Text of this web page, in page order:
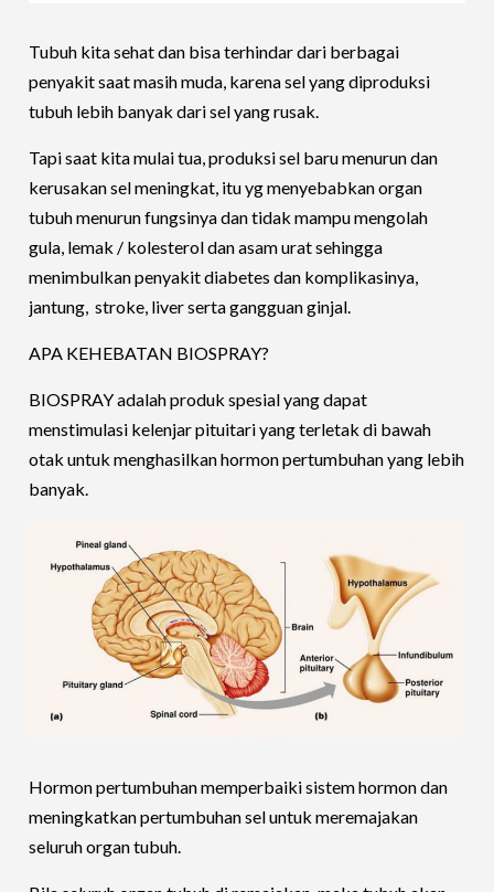
Tubuh kita sehat dan bisa terhindar dari berbagai
penyakit saat masih muda, karena sel yang diproduksi
tubuh lebih banyak dari sel yang rusak.
Tapi saat kita mulai tua, produksi sel baru menurun dan
kerusakan sel meningkat, itu yg menyebabkan organ
tubuh menurun fungsinya dan tidak mampu mengolah
gula, lemak / kolesterol dan asam urat sehingga
menimbulkan penyakit diabetes dan komplikasinya,
jantung, stroke, liver serta gangguan ginjal.
APA KEHEBATAN BIOSPRAY?
BIOSPRAY adalah produk spesial yang dapat
menstimulasi kelenjar pituitari yang terletak di bawah
otak untuk menghasilkan hormon pertumbuhan yang lebih
banyak.
Hormon pertumbuhan memperbaiki sistem hormon dan
meningkatkan pertumbuhan sel untuk meremajakan
seluruh organ tubuh.